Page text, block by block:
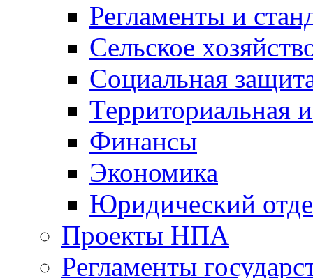
Регламенты и
Сельское
Социальная
Территориальная
Финансы
Экономика
Юридический
Проекты НПА
Регламенты